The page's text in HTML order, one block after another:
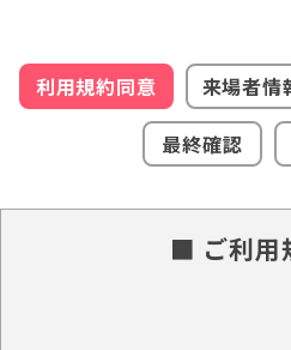
利用規約同意 来場者情
最終確認
■ ご利用